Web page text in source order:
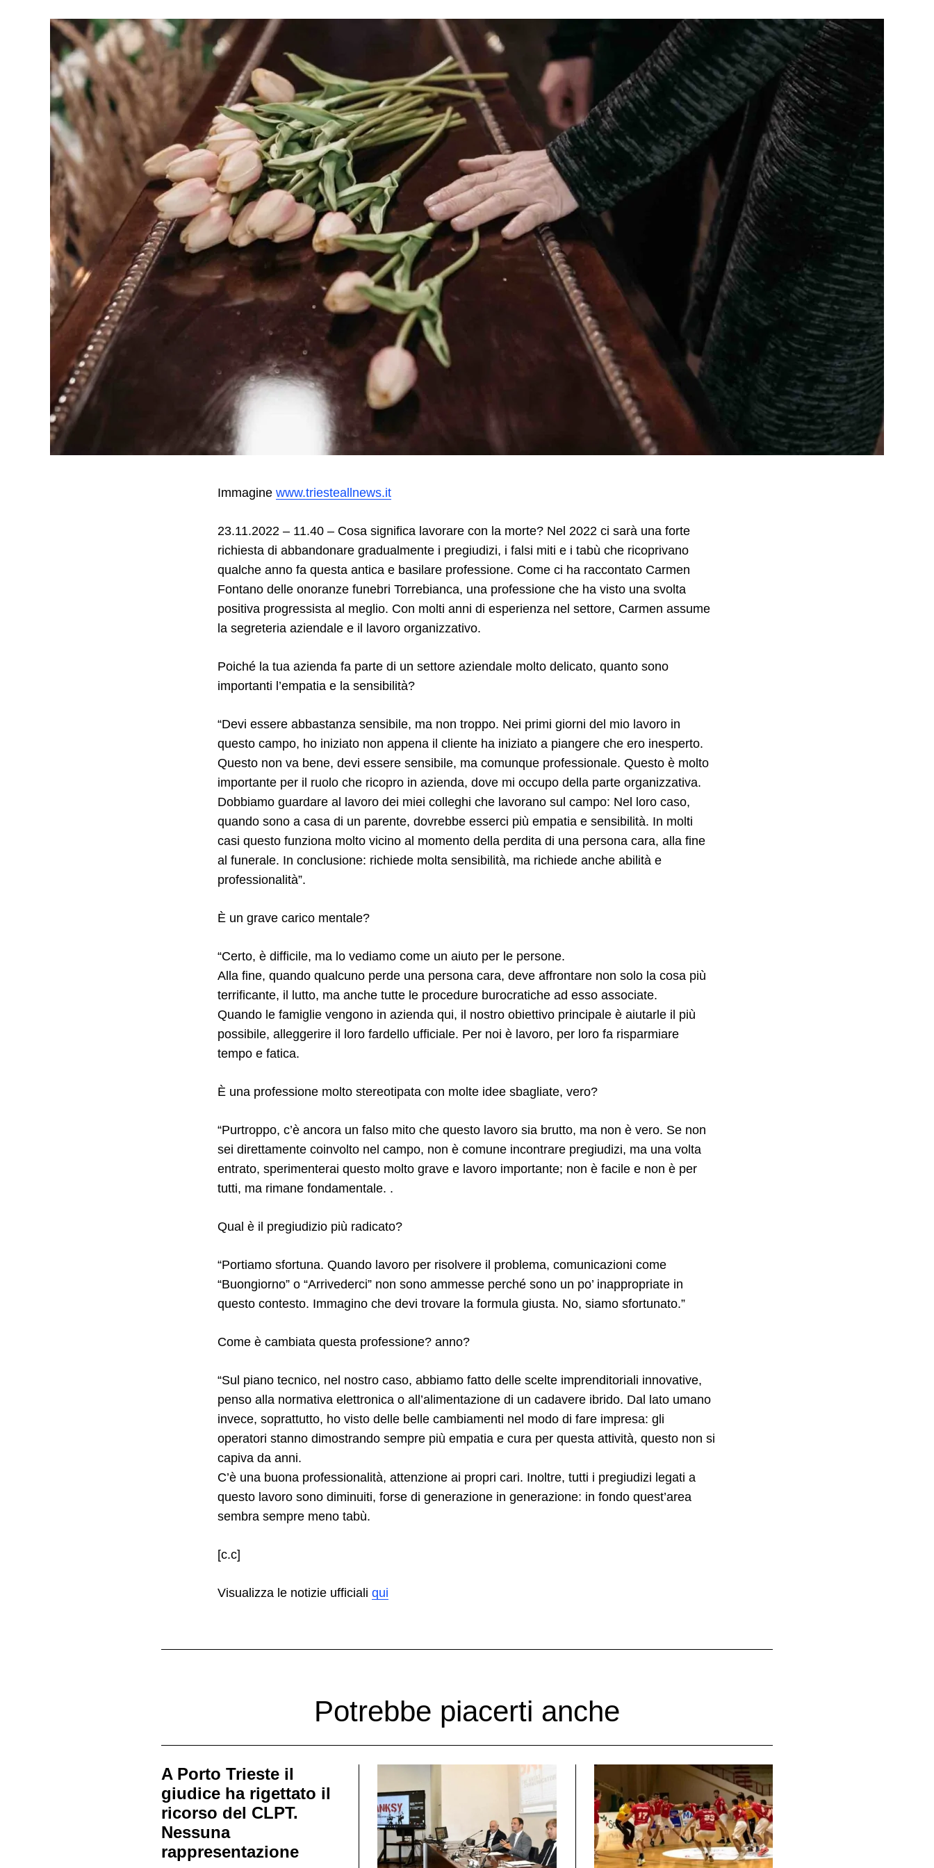
Immagine www.triesteallnews.it
23.11.2022 – 11.40 – Cosa significa lavorare con la morte? Nel 2022 ci sarà una forte
richiesta di abbandonare gradualmente i pregiudizi, i falsi miti e i tabù che ricoprivano
qualche anno fa questa antica e basilare professione. Come ci ha raccontato Carmen
Fontano delle onoranze funebri Torrebianca, una professione che ha visto una svolta
positiva progressista al meglio. Con molti anni di esperienza nel settore, Carmen assume
la segreteria aziendale e il lavoro organizzativo.
Poiché la tua azienda fa parte di un settore aziendale molto delicato, quanto sono
importanti l’empatia e la sensibilità?
“Devi essere abbastanza sensibile, ma non troppo. Nei primi giorni del mio lavoro in
questo campo, ho iniziato non appena il cliente ha iniziato a piangere che ero inesperto.
Questo non va bene, devi essere sensibile, ma comunque professionale. Questo è molto
importante per il ruolo che ricopro in azienda, dove mi occupo della parte organizzativa.
Dobbiamo guardare al lavoro dei miei colleghi che lavorano sul campo: Nel loro caso,
quando sono a casa di un parente, dovrebbe esserci più empatia e sensibilità. In molti
casi questo funziona molto vicino al momento della perdita di una persona cara, alla fine
al funerale. In conclusione: richiede molta sensibilità, ma richiede anche abilità e
professionalità”.
È un grave carico mentale?
“Certo, è difficile, ma lo vediamo come un aiuto per le persone.
Alla fine, quando qualcuno perde una persona cara, deve affrontare non solo la cosa più
terrificante, il lutto, ma anche tutte le procedure burocratiche ad esso associate.
Quando le famiglie vengono in azienda qui, il nostro obiettivo principale è aiutarle il più
possibile, alleggerire il loro fardello ufficiale. Per noi è lavoro, per loro fa risparmiare
tempo e fatica.
È una professione molto stereotipata con molte idee sbagliate, vero?
“Purtroppo, c’è ancora un falso mito che questo lavoro sia brutto, ma non è vero. Se non
sei direttamente coinvolto nel campo, non è comune incontrare pregiudizi, ma una volta
entrato, sperimenterai questo molto grave e lavoro importante; non è facile e non è per
tutti, ma rimane fondamentale. .
Qual è il pregiudizio più radicato?
“Portiamo sfortuna. Quando lavoro per risolvere il problema, comunicazioni come
“Buongiorno” o “Arrivederci” non sono ammesse perché sono un po’ inappropriate in
questo contesto. Immagino che devi trovare la formula giusta. No, siamo sfortunato.”
Come è cambiata questa professione? anno?
“Sul piano tecnico, nel nostro caso, abbiamo fatto delle scelte imprenditoriali innovative,
penso alla normativa elettronica o all’alimentazione di un cadavere ibrido. Dal lato umano
invece, soprattutto, ho visto delle belle cambiamenti nel modo di fare impresa: gli
operatori stanno dimostrando sempre più empatia e cura per questa attività, questo non si
capiva da anni.
C’è una buona professionalità, attenzione ai propri cari. Inoltre, tutti i pregiudizi legati a
questo lavoro sono diminuiti, forse di generazione in generazione: in fondo quest’area
sembra sempre meno tabù.
[c.c]
Visualizza le notizie ufficiali qui
Potrebbe piacerti anche
A Porto Trieste il
giudice ha rigettato il
ricorso del CLPT.
Nessuna
rappresentazione